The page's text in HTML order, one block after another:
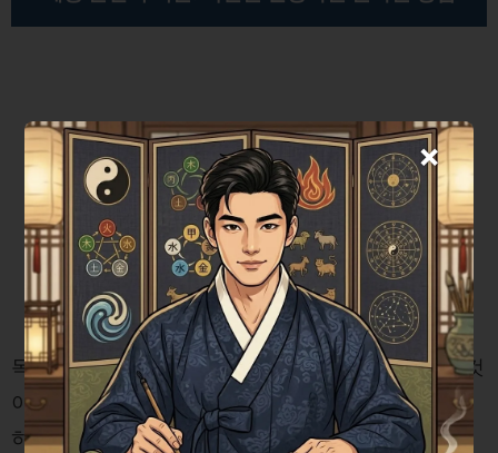
목발을 사용하는 동안에도 자세와 균형을 유지하는 것
이 중요합니다. 체중을 한쪽에만 과도하게 실으면 오
히려 다른 부위에 부상을 초래할 수 있습니다. 따라서
×